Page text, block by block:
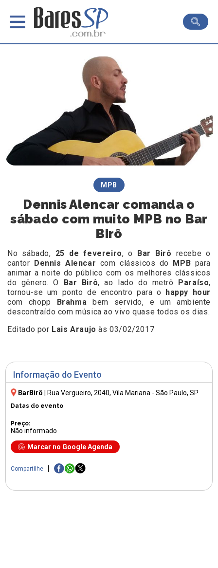
Informação do Evento
BarBirô Rua Vergueiro, 2040, Vila Mariana - São Paulo, SP
Datas do evento
Preço:
Não informado
Marcar no Google Agenda
Compartilhe
MPB
Dennis Alencar comanda o
sábado com muito MPB no Bar
Birô
No sábado, 25 de fevereiro, o Bar Birô recebe o
cantor
Dennis Alencar com clássicos do MPB para
animar a noite do público com os melhores clássicos
do gênero. O
Bar Birô, ao lado do metrô Paraíso,
tornou-se um ponto de encontro para o
happy hour
com chopp
Brahma bem servido, e um ambiente
descontraído com música ao vivo quase todos os dias.
Editado por Lais Araujo às 03/02/2017